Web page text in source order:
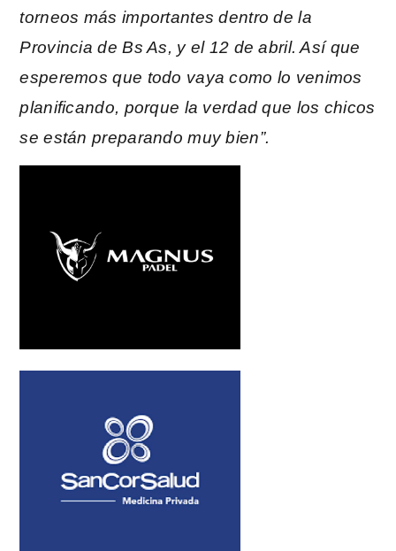
torneos más importantes dentro de la
Provincia de Bs As, y el 12 de abril. Así que
esperemos que todo vaya como lo venimos
planificando, porque la verdad que los chicos
se están preparando muy bien”.